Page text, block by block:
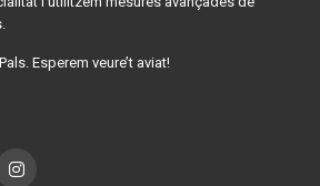
Esperem veure’t aviat!